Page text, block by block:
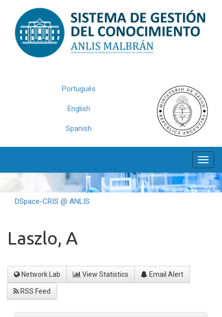
navigation
Português
English
Spanish
DSpace-CRIS @ ANLIS
Laszlo, A
Network Lab View Statistics Email Alert
RSS Feed